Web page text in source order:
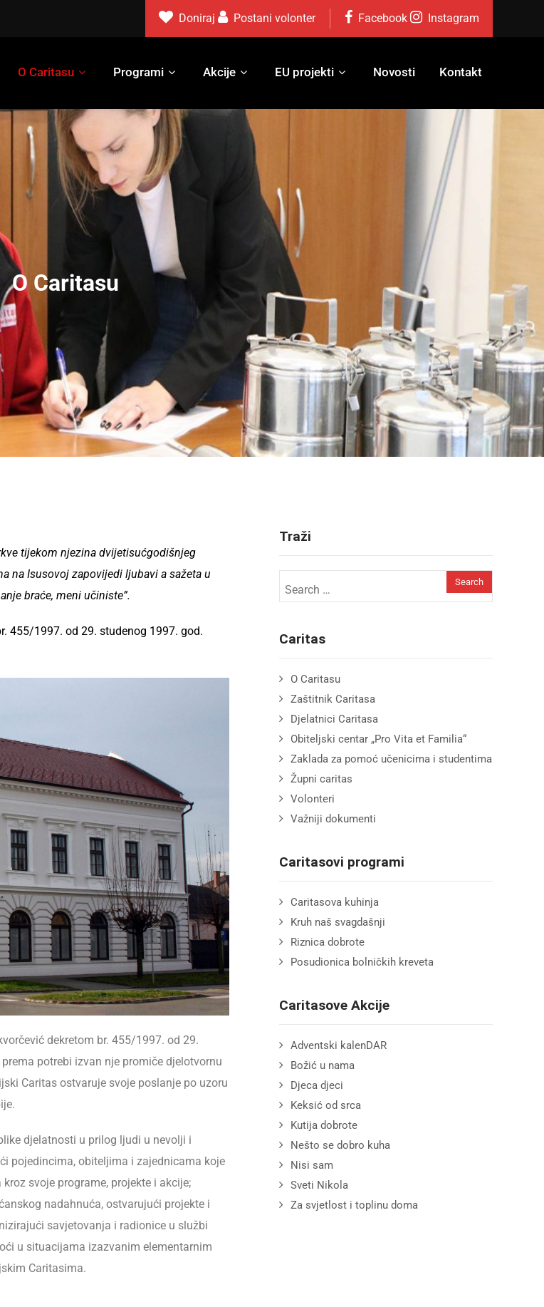
Doniraj Postani volonter Facebook Instagram
O Caritasu Programi Akcije EU projekti Novosti Kontakt
O Caritasu
tijekom njezina dvijetisućgodišnjeg
na Isusovoj zapovijedi ljubavi a sažeta u
braće, meni učiniste”.
455/1997. od 29. studenog 1997. god.
dekretom br. 455/1997. od 29.
potrebi izvan nje promiče djelotvornu
Caritas ostvaruje svoje poslanje po uzoru
djelatnosti u prilog ljudi u nevolji i
pojedincima, obiteljima i zajednicama koje
svoje programe, projekte i akcije;
nadahnuća, ostvarujući projekte i
savjetovanja i radionice u službi
u situacijama izazvanim elementarnim
Caritasima.
Traži
Caritas
O Caritasu
Zaštitnik Caritasa
Djelatnici Caritasa
Obiteljski centar „Pro Vita et Familia“
Zaklada za pomoć učenicima i studentima
Župni caritas
Volonteri
Važniji dokumenti
Caritasovi programi
Caritasova kuhinja
Kruh naš svagdašnji
Riznica dobrote
Posudionica bolničkih kreveta
Caritasove Akcije
Adventski kalenDAR
Božić u nama
Djeca djeci
Keksić od srca
Kutija dobrote
Nešto se dobro kuha
Nisi sam
Sveti Nikola
Za svjetlost i toplinu doma